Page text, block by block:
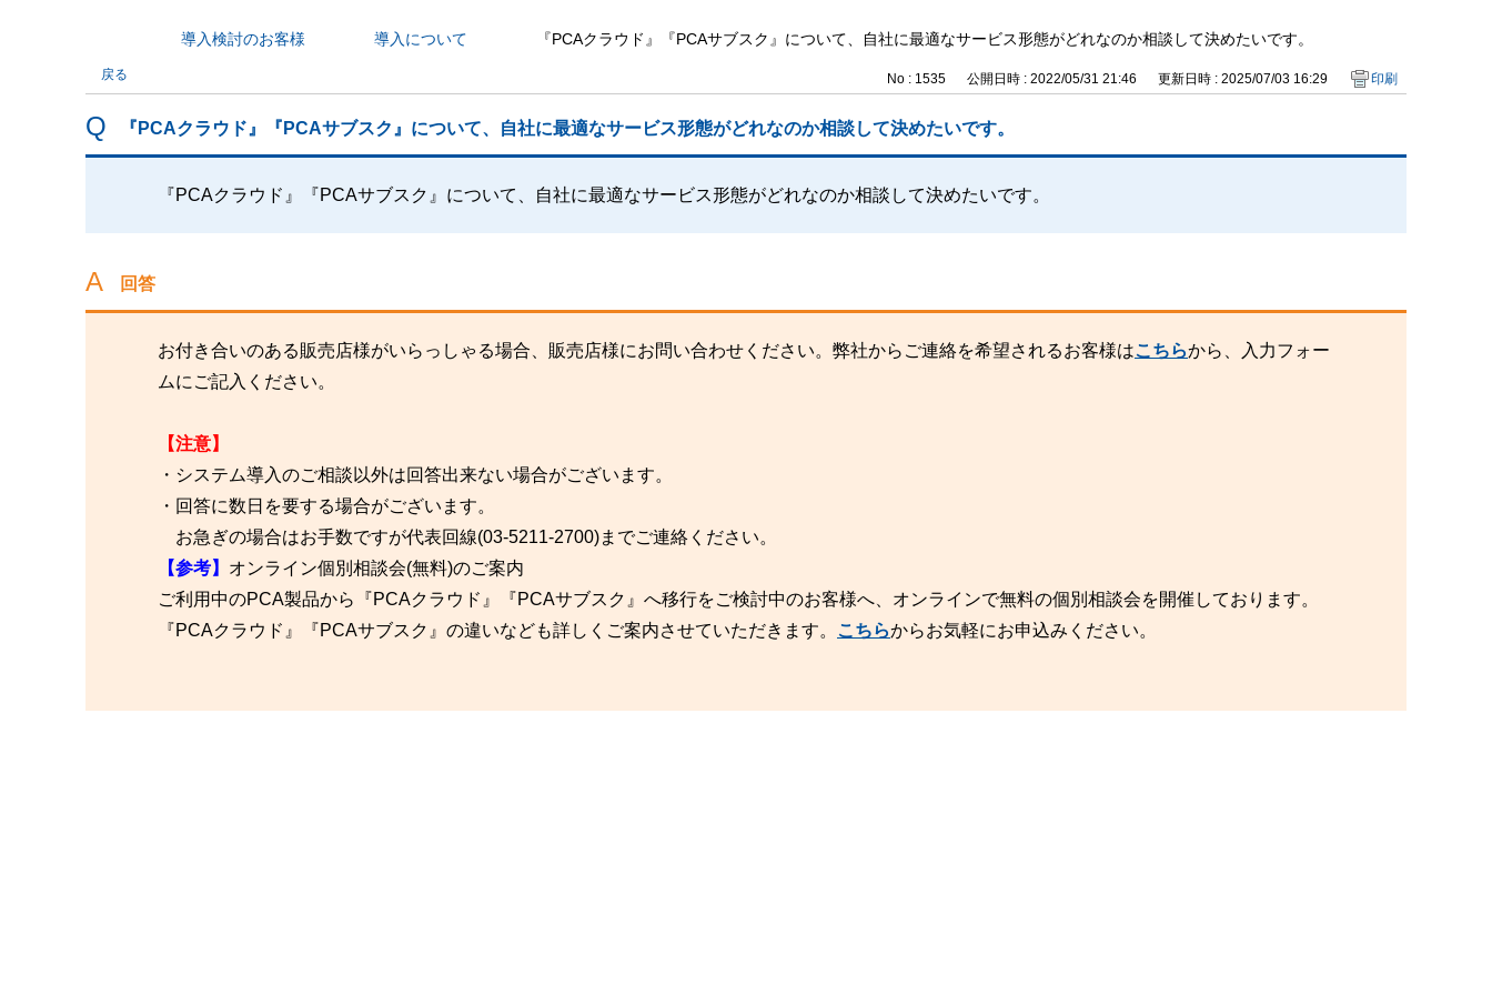
カテゴリから探す導入検討のお客様 導入について 『PCAクラウド』『PCAサブスク』について、自社に最適なサービス形態がどれなのか相談して決めたいです。
戻る No : 1535 公開日時 : 2022/05/31 21:46 更新日時 : 2025/07/03 16:29 印刷
『PCAクラウド』『PCAサブスク』について、自社に最適なサービス形態がどれなのか相談して決めたいです。
『PCAクラウド』『PCAサブスク』について、自社に最適なサービス形態がどれなのか相談して決めたいです。
回答
お付き合いのある販売店様がいらっしゃる場合、販売店様にお問い合わせください。弊社からご連絡を希望されるお客様はこちらから、入力フォー
ムにご記入ください。
【注意】
・システム導入のご相談以外は回答出来ない場合がございます。
・回答に数日を要する場合がございます。
お急ぎの場合はお手数ですが代表回線(03-5211-2700)までご連絡ください。
【参考】 オンライン個別相談会(無料)のご案内
ご利用中のPCA製品から『PCAクラウド』『PCAサブスク』へ移行をご検討中のお客様へ、オンラインで無料の個別相談会を開催しております。
『PCAクラウド』『PCAサブスク』の違いなども詳しくご案内させていただきます。 こちらからお気軽にお申込みください。